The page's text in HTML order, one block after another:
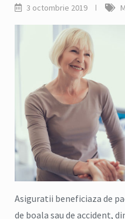
3 octombrie 2019
Asiguratii beneficiaza de
de boala sau de accident,